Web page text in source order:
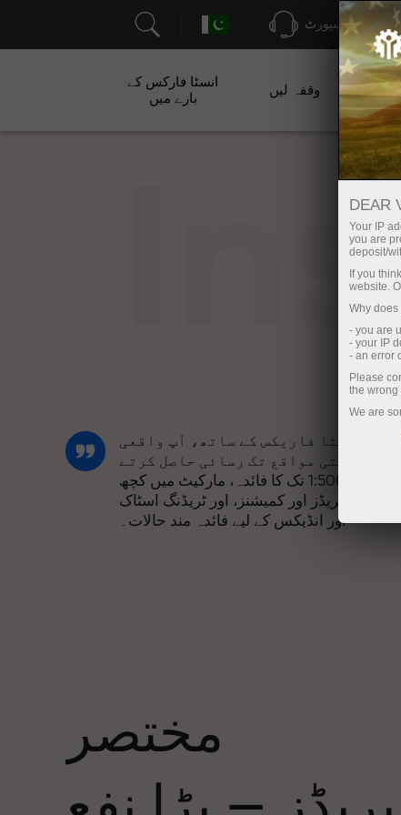
سپورٹ
وقفہ لیں
انسٹا فارکس کے
بارے میں
انسٹا فاریکس کے ساتھ، آپ واقعی
مسابقتی مواقع تک رسائی حاصل کرتے
ہیں: 1:5000 تک کا فائدہ، مارکیٹ میں کچھ
بہترین اسپریڈز اور کمیشنز، اور ٹریڈنگ اسٹاک
اور انڈیکس کے لیے فائدہ مند حالات۔
جیسی قدروں کا اشتراک کرتی ہے۔ ایلس
لوپرائس ٹریڈنگ کی دنیا میں ڈرائیو
مختصر
DEAR
Your IP
you are
deposit/
If you
website.
Why does
- you are
- your IP
- an error
Please
the wrong
We are